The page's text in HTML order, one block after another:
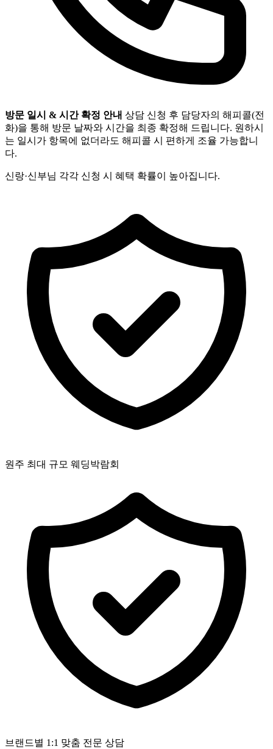
방문 일시 & 시간 확정 안내 상담 신청 후 담당자의 해피콜(전
화)을 통해 방문 날짜와 시간을 최종 확정해 드립니다. 원하시
는 일시가 항목에 없더라도 해피콜 시 편하게 조율 가능합니
다.
신랑·신부님 각각 신청 시 혜택 확률이 높아집니다.
원주 최대 규모 웨딩박람회
브랜드별 1:1 맞춤 전문 상담